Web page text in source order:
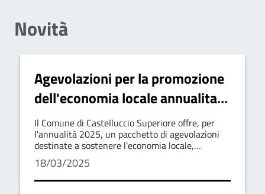
Novità
Agevolazioni per la promozione
dell'economia locale annualita'
2025
Il Comune di Castelluccio Superiore offre, per
l'annualità 2025, un pacchetto di agevolazioni
destinate a sostenere l'economia locale,
favorendo la crescita e lo sviluppo delle attività
economiche, commerciali e artigianali presenti
sul territorio.
18/03/2025